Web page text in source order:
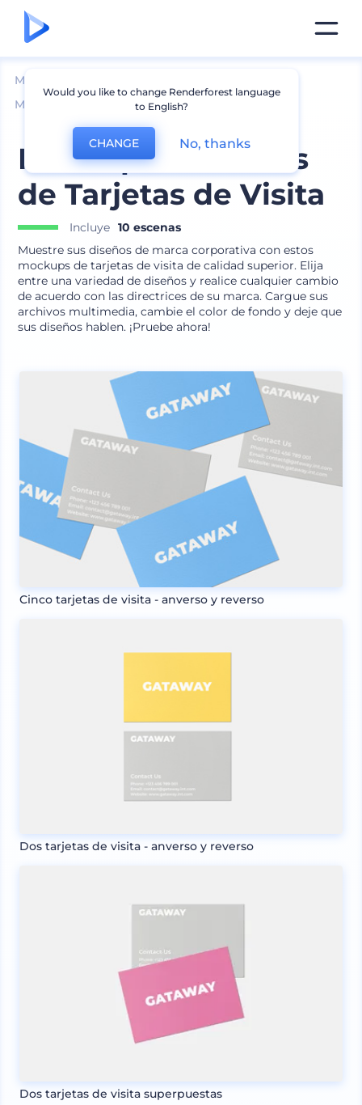
Mockups
Mockup de Tarjeta de Presentación
Mockups Coloridos
de Tarjetas de Visita
Incluye 10 escenas
Muestre sus diseños de marca corporativa con estos
mockups de tarjetas de visita de calidad superior. Elija
entre una variedad de diseños y realice cualquier cambio
de acuerdo con las directrices de su marca. Cargue sus
archivos multimedia, cambie el color de fondo y deje que
sus diseños hablen. ¡Pruebe ahora!
Cinco tarjetas de visita - anverso y reverso
Dos tarjetas de visita - anverso y reverso
Dos tarjetas de visita superpuestas
Would you like to change Renderforest language
to English?
CHANGE No, thanks